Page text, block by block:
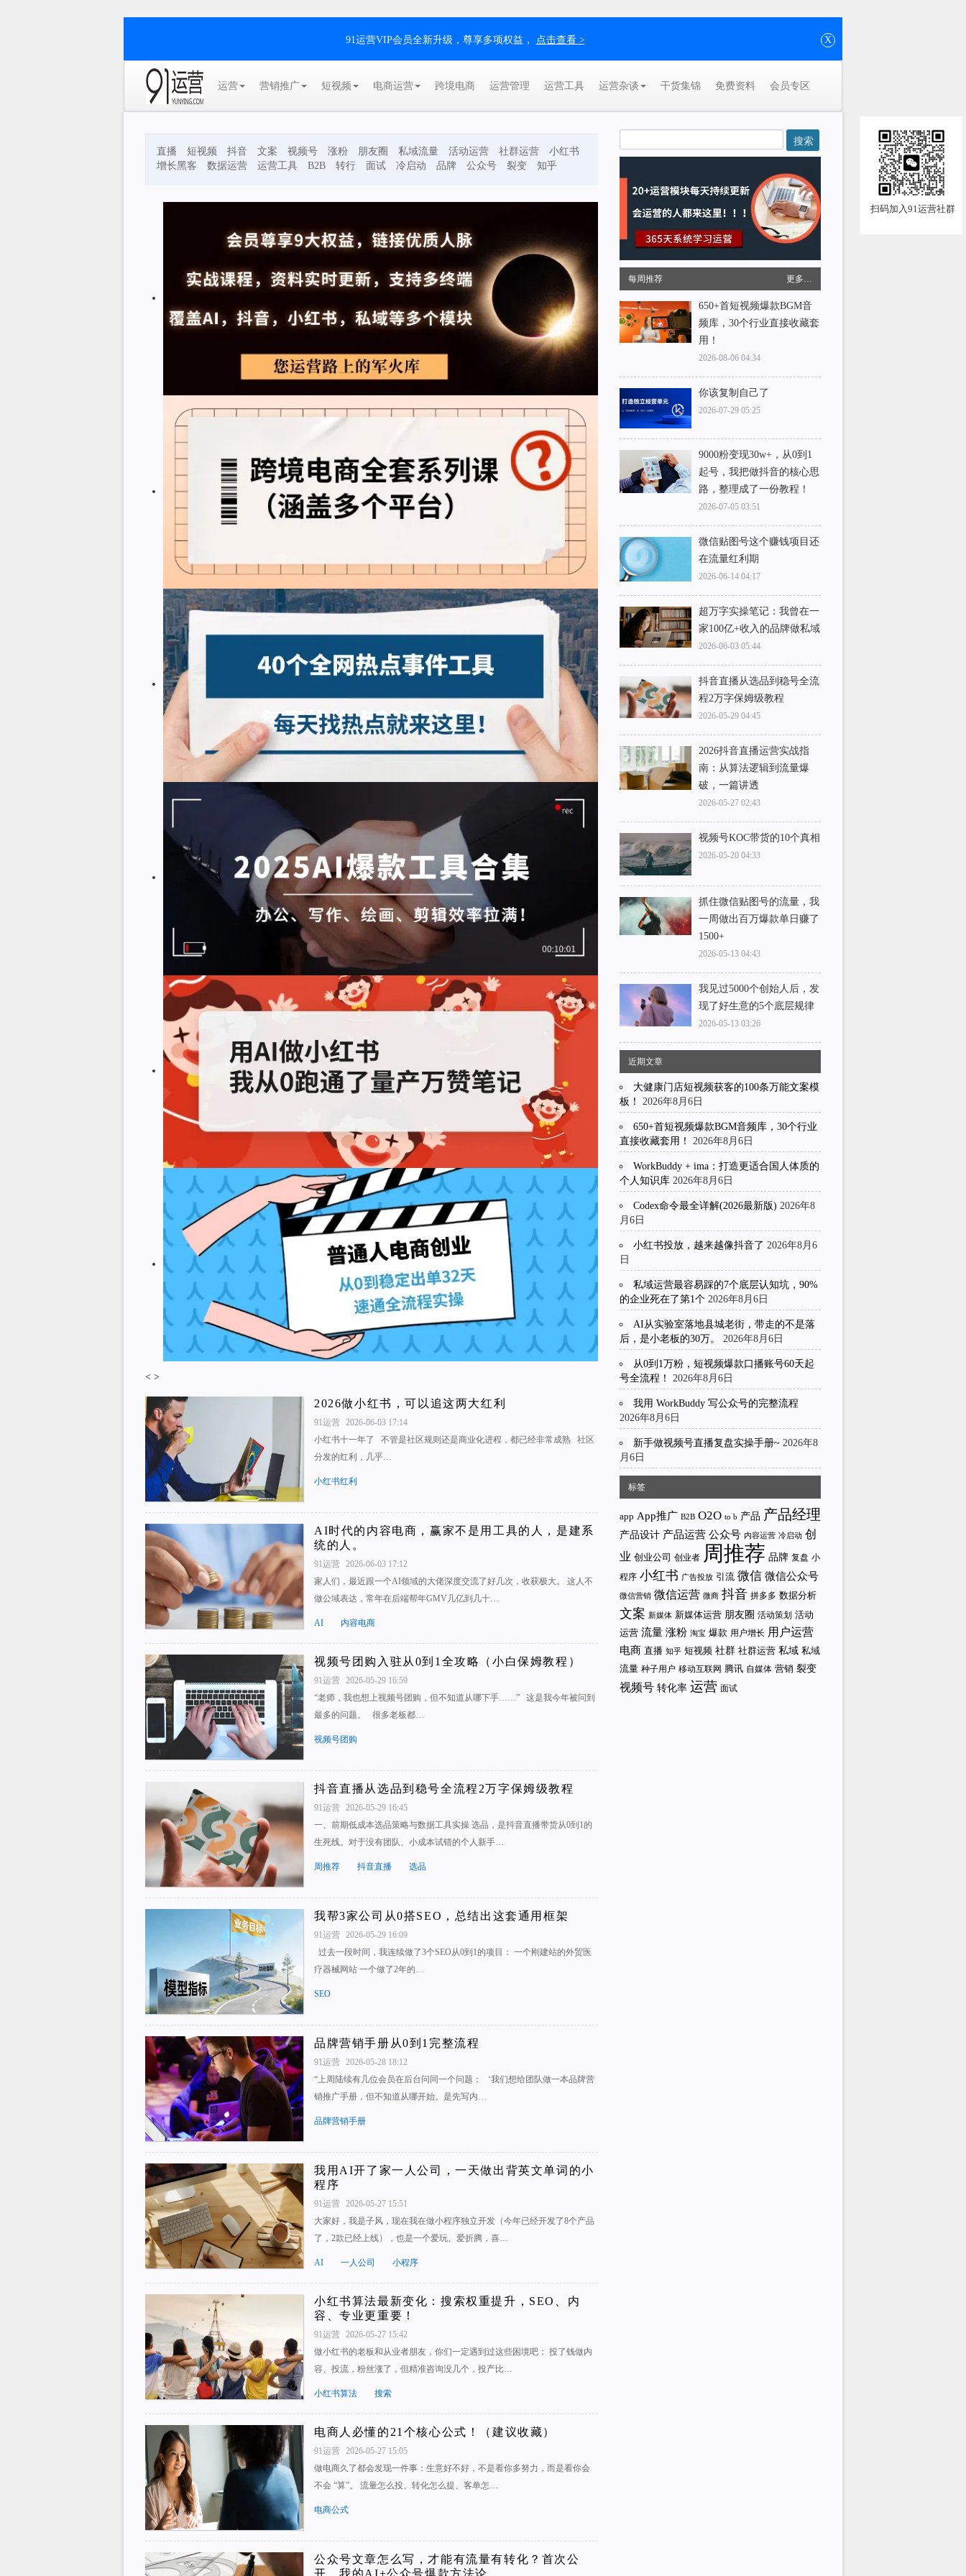
91运营VIP会员全新升级，尊享多项权益， 点击查看 > X
运营 营销推广 短视频 电商运营 跨境电商 运营管理 运营工具 运营杂谈 干货集锦 免费资料 会员专区
直播 短视频 抖音 文案 视频号 涨粉 朋友圈 私域流量 活动运营 社群运营
小红书
增长黑客
数据运营 运营工具 B2B 转行 面试 冷启动 品牌 公众号 裂变 知乎
< >
2026做小红书，可以追这两大红利
91运营 2026-06-03 17:14
小红书十一年了 不管是社区规则还是商业化进程，都已经非常成熟 社区
分发的红利，几乎…
小红书红利
AI时代的内容电商，赢家不是用工具的人，是建系
统的人。
91运营 2026-06-03 17:12
家人们，最近跟一个AI领域的大佬深度交流了好几次，收获极大。 这人不
做公域表达，常年在后端帮年GMV几亿到几十…
AI 内容电商
视频号团购入驻从0到1全攻略（小白保姆教程）
91运营 2026-05-29 16:59
“老师，我也想上视频号团购，但不知道从哪下手……” 这是我今年被问到
最多的问题。 很多老板都…
视频号团购
抖音直播从选品到稳号全流程2万字保姆级教程
91运营 2026-05-29 16:45
一、前期低成本选品策略与数据工具实操 选品，是抖音直播带货从0到1的
生死线。对于没有团队、小成本试错的个人新手…
周推荐 抖音直播 选品
我帮3家公司从0搭SEO，总结出这套通用框架
91运营 2026-05-29 16:09
过去一段时间，我连续做了3个SEO从0到1的项目： 一个刚建站的外贸医
疗器械网站 一个做了2年的…
SEO
品牌营销手册从0到1完整流程
91运营 2026-05-28 18:12
“上周陆续有几位会员在后台问同一个问题： ‘我们想给团队做一本品牌营
销推广手册，但不知道从哪开始。是先写内…
品牌营销手册
我用AI开了家一人公司，一天做出背英文单词的小
程序
91运营 2026-05-27 15:51
大家好，我是子风，现在我在做小程序独立开发（今年已经开发了8个产品
了，2款已经上线），也是一个爱玩、爱折腾，喜…
AI 一人公司 小程序
小红书算法最新变化：搜索权重提升，SEO、内
容、专业更重要！
91运营 2026-05-27 15:42
做小红书的老板和从业者朋友，你们一定遇到过这些困境吧： 投了钱做内
容、投流，粉丝涨了，但精准咨询没几个，投产比…
小红书算法 搜索
电商人必懂的21个核心公式！（建议收藏）
91运营
2026-05-27 15:05
做电商久了都会发现一件事：生意好不好，不是看你多努力，而是看你会
不会 “算”。 流量怎么投、转化怎么提、客单怎…
电商公式
公众号文章怎么写，才能有流量有转化？首次公
开，我的AI+公众号爆款方法论
扫码加入91运营社群
每周推荐 更多…
650+首短视频爆款BGM音
频库，30个行业直接收藏套
用！
2026-08-06 04:34
你该复制自己了
2026-07-29 05:25
9000粉变现30w+，从0到1
起号，我把做抖音的核心思
路，整理成了一份教程！
2026-07-05 03:51
微信贴图号这个赚钱项目还
在流量红利期
2026-06-14 04:17
超万字实操笔记：我曾在一
家100亿+收入的品牌做私域
2026-06-03 05:44
抖音直播从选品到稳号全流
程2万字保姆级教程
2026-05-29 04:45
2026抖音直播运营实战指
南：从算法逻辑到流量爆
破，一篇讲透
2026-05-27 02:43
视频号KOC带货的10个真相
2026-05-20 04:33
抓住微信贴图号的流量，我
一周做出百万爆款单日赚了
1500+
2026-05-13 04:43
我见过5000个创始人后，发
现了好生意的5个底层规律
2026-05-13 03:26
近期文章
大健康门店短视频获客的100条万能文案模
板！
2026年8月6日
650+首短视频爆款BGM音频库，30个行业
直接收藏套用！
2026年8月6日
WorkBuddy + ima：打造更适合国人体质的
个人知识库 2026年8月6日
Codex命令最全详解(2026最新版) 2026年8
月6日
小红书投放，越来越像抖音了 2026年8月6
日
私域运营最容易踩的7个底层认知坑，90%
的企业死在了第1个 2026年8月6日
AI从实验室落地县城老街，带走的不是落
后，是小老板的30万。
2026年8月6日
从0到1万粉，短视频爆款口播账号60天起
号全流程！
2026年8月6日
我用 WorkBuddy 写公众号的完整流程
2026年8月6日
新手做视频号直播复盘实操手册~ 2026年8
月6日
标签
app App推广 B2B O2O to b 产品 产品经理
产品设计 产品运营 公众号 内容运营 冷启动 创
业 创业公司 创业者 周推荐 品牌 复盘 小
程序 小红书 广告投放 引流 微信 微信公众号
微信营销 微信运营 微商 抖音 拼多多 数据分析
文案 新媒体 新媒体运营 朋友圈 活动策划 活动
运营 流量 涨粉 淘宝 爆款 用户增长 用户运营
电商 直播 知乎 短视频 社群 社群运营 私域 私域
流量 种子用户 移动互联网 腾讯 自媒体 营销 裂变
视频号 转化率 运营 面试